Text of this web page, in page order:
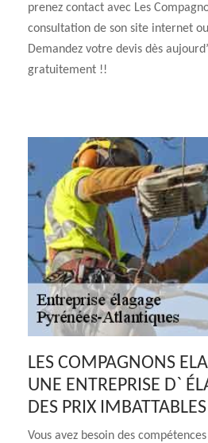
prenez contact avec Les
consultation de son site internet
Demandez votre devis dès
gratuitement !!
LES COMPAGNONS
UNE ENTREPRISE D`
DES PRIX
Vous avez besoin des